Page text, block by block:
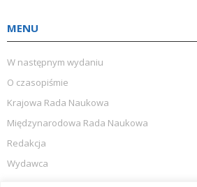
MENU
W następnym wydaniu
O czasopiśmie
Krajowa Rada Naukowa
Międzynarodowa Rada Naukowa
Redakcja
Wydawca